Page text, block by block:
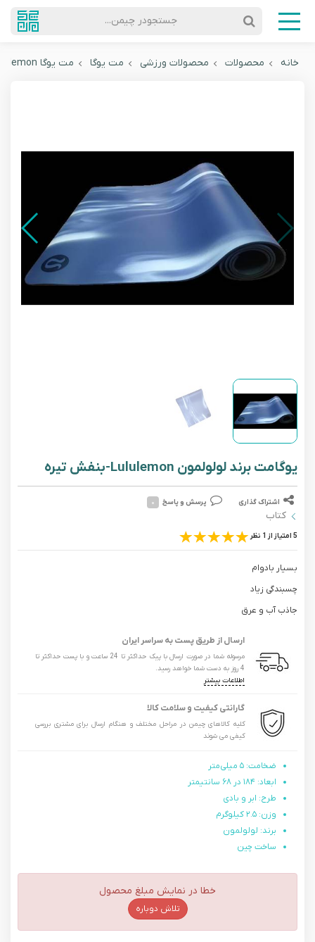
جستجودر چیمن...
خانه محصولات محصولات ورزشی مت یوگا مت یوگا Lululemon
یوگامت برند لولولمون Lululemon-بنفش تیره
اشتراک گذاری پرسش و پاسخ ۰
کتاب
5 امتیاز از 1 نظر
بسیار بادوام
چسبندگی زیاد
جاذب آب و عرق
ارسال از طریق پست به سراسر ایران
مرسوله شما در صورت ارسال با پیک حداکثر تا 24 ساعت و با پست حداکثر تا
4 روز به دست شما خواهد رسید.
اطلاعات بیشتر
گارانتی کیفیت و سلامت کالا
کلیه کالاهای چیمن در مراحل مختلف و هنگام ارسال برای مشتری بررسی
کیفی می شوند
ضخامت: ۵ میلی‌متر
ابعاد: ۱۸۴ در ۶۸ سانتیمتر
طرح: ابر و بادی
وزن: ۲.۵ کیلوگرم
برند: لولولمون
ساخت چین
خطا در نمایش مبلغ محصول
تلاش دوباره